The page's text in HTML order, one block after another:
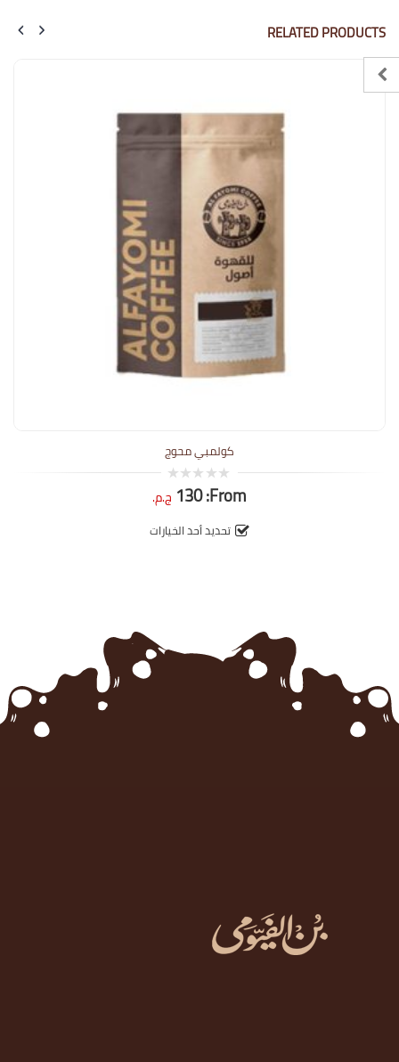
RELATED PRODUCTS
كولمبي محوج
0
out
5
From:
130 ج.م.
تحديد أحد الخيارات